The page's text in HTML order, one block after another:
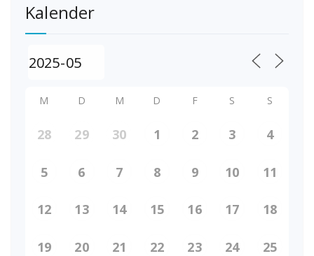
Kalender
M D M D F S S
28 29 30 1 2 3 4
5 6 7 8 9 10 11
12 13 14 15 16 17 18
19 20 21 22 23 24 25